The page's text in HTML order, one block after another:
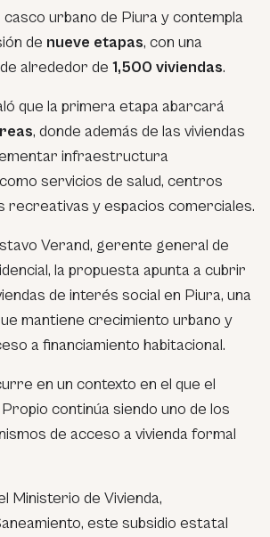
urbano de Piura y contempla
de nueve etapas, con una
alrededor de 1,500 viviendas.
que la primera etapa abarcará
, donde además de las viviendas
infraestructura
servicios de salud, centros
recreativas y espacios comerciales.
Verand, gerente general de
la propuesta apunta a cubrir
de interés social en Piura, una
mantiene crecimiento urbano y
a financiamiento habitacional.
en un contexto en el que el
continúa siendo uno de los
de acceso a vivienda formal
Ministerio de Vivienda,
este subsidio estatal